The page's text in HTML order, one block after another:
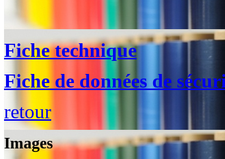
Fiche technique
Fiche de données de
retour
Images